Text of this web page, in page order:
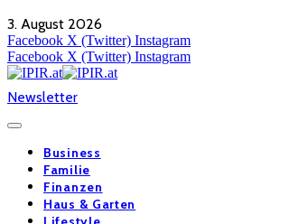
3. August 2026
Facebook X (Twitter) Instagram
Facebook X (Twitter) Instagram
Newsletter
Business
Familie
Finanzen
Haus & Garten